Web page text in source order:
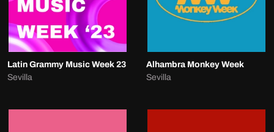
Latin Grammy Music Week 23
Sevilla
Alhambra Monkey Week
Sevilla